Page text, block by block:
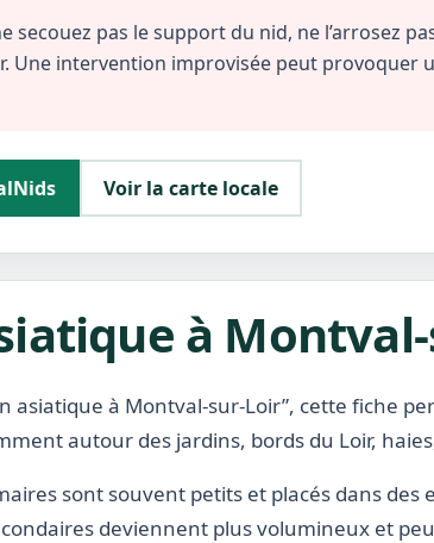
secouez pas le support du nid, ne l’arrosez
Une intervention improvisée peut provoquer
Voir la carte locale
à
asiatique à Montval-sur-Loir”, cette fiche
autour des jardins, bords du Loir,
sont souvent petits et placés dans des
deviennent plus volumineux et